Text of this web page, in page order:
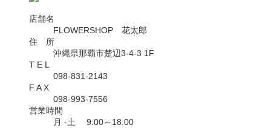
店舗名
FLOWERSHOP 花太郎
住 所
沖縄県那覇市楚辺3-4-3 1F
T E L
098-831-2143
F A X
098-993-7556
営業時間
月 -土 9:00～18:00